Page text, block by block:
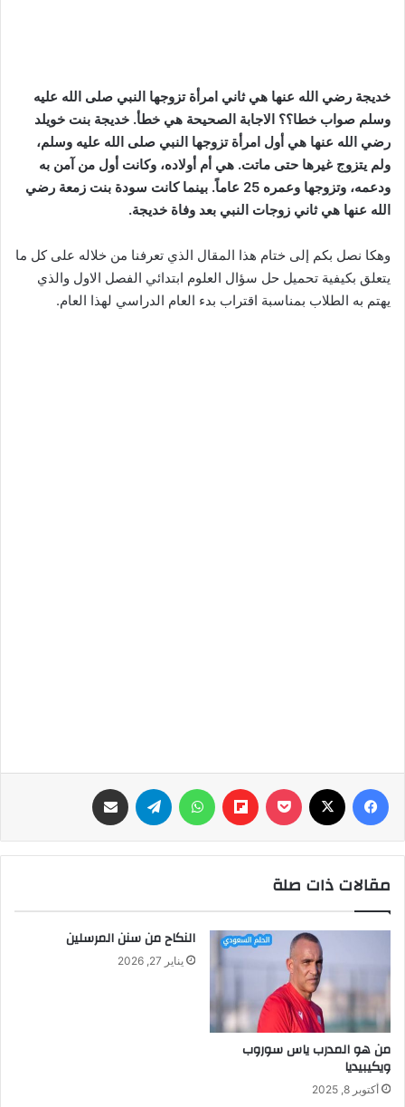
خديجة رضي الله عنها هي ثاني امرأة تزوجها النبي صلى الله عليه
وسلم صواب خطا؟؟ الاجابة الصحيحة هي خطأ. خديجة بنت خويلد
رضي الله عنها هي أول امرأة تزوجها النبي صلى الله عليه وسلم،
ولم يتزوج غيرها حتى ماتت. هي أم أولاده، وكانت أول من آمن به
ودعمه، وتزوجها وعمره 25 عاماً. بينما كانت سودة بنت زمعة رضي
الله عنها هي ثاني زوجات النبي بعد وفاة خديجة.
وهكا نصل بكم إلى ختام هذا المقال الذي تعرفنا من خلاله على كل ما
يتعلق بكيفية تحميل حل سؤال العلوم ابتدائي الفصل الاول والذي
يهتم به الطلاب بمناسبة اقتراب بدء العام الدراسي لهذا العام.
فيسبوك ‫Pocket
Flipboard واتساب تيلقرام
مقالات ذات صلة
من هو المدرب ياس سوروب
ويكيبيديا
أكتوبر 8, 2025
النكاح من سنن المرسلين
يناير 27, 2026